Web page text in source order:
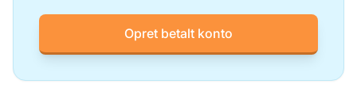
Opret betalt konto